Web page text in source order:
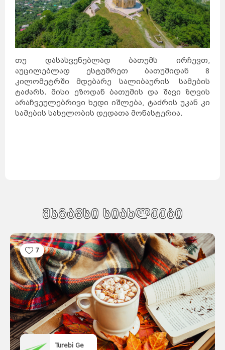
თუ დასასვენებლად ბათუმს ირჩევთ,
აუცილებლად ესტუმრეთ ბათუმიდან 8
კილომეტრში მდებარე სალიბაურის სამების
ტაძარს. მისი ეზოდან ბათუმის და შავი ზღვის
არაჩვეულებრივი ხედი იშლება, ტაძრის უკან კი
სამების სახელობის დედათა მონასტერია.
მსგავსი სიახლეები
7
Turebi Ge